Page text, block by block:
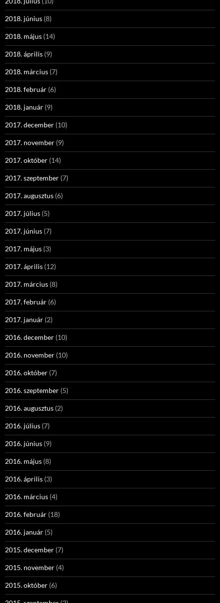
2018. június (8)
2018. május (14)
2018. április (9)
2018. március (7)
2018. február (6)
2018. január (9)
2017. december (10)
2017. november (9)
2017. október (14)
2017. szeptember (7)
2017. augusztus (6)
2017. július (5)
2017. június (7)
2017. május (3)
2017. április (12)
2017. március (8)
2017. február (6)
2017. január (2)
2016. december (10)
2016. november (10)
2016. október (7)
2016. szeptember (5)
2016. augusztus (2)
2016. július (7)
2016. június (9)
2016. május (8)
2016. április (3)
2016. március (4)
2016. február (18)
2016. január (5)
2015. december (7)
2015. november (4)
2015. október (6)